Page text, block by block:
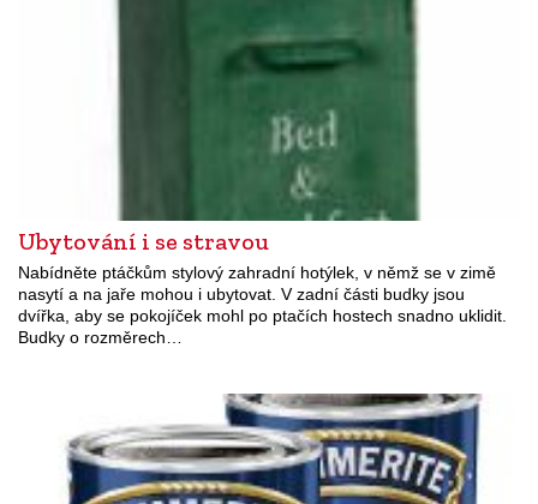
Ubytování i se stravou
Nabídněte ptáčkům stylový zahradní hotýlek, v němž se v zimě
nasytí a na jaře mohou i ubytovat. V zadní části budky jsou
dvířka, aby se pokojíček mohl po ptačích hostech snadno uklidit.
Budky o rozměrech…